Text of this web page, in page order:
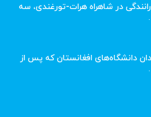
در شاهراه هرات-تورغندی، سه
دانشگاه‌های افغانستان که پس از